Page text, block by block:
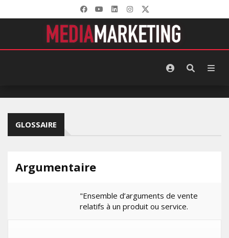
GLOSSAIRE
Argumentaire
"Ensemble d’arguments de vente
relatifs à un produit ou service.